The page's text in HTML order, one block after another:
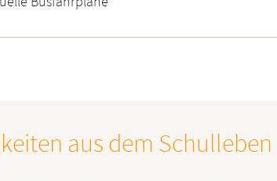
aus dem Schulleben